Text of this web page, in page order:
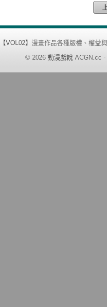
VOL02】漫畫作品各種版權、權益
© 2026 動漫戲說 ACGN.cc